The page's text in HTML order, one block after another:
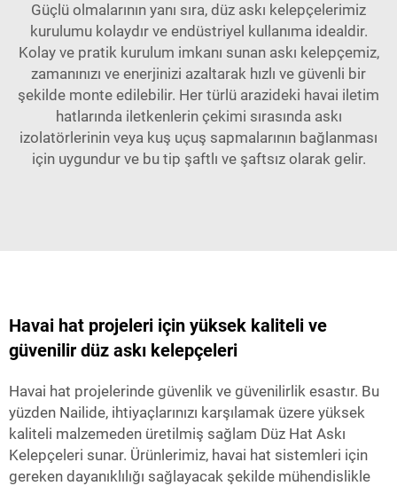
Güçlü olmalarının yanı sıra, düz askı kelepçelerimiz
kurulumu kolaydır ve endüstriyel kullanıma idealdir.
Kolay ve pratik kurulum imkanı sunan askı kelepçemiz,
zamanınızı ve enerjinizi azaltarak hızlı ve güvenli bir
şekilde monte edilebilir. Her türlü arazideki havai iletim
hatlarında iletkenlerin çekimi sırasında askı
izolatörlerinin veya kuş uçuş sapmalarının bağlanması
için uygundur ve bu tip şaftlı ve şaftsız olarak gelir.
Havai hat projeleri için yüksek kaliteli ve
güvenilir düz askı kelepçeleri
Havai hat projelerinde güvenlik ve güvenilirlik esastır. Bu
yüzden Nailide, ihtiyaçlarınızı karşılamak üzere yüksek
kaliteli malzemeden üretilmiş sağlam Düz Hat Askı
Kelepçeleri sunar. Ürünlerimiz, havai hat sistemleri için
gereken dayanıklılığı sağlayacak şekilde mühendislikle